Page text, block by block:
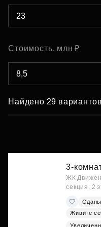
Стоимость, млн ₽
Найдено 29 вариантов
3-
ЖК
секция, 2
Сданы
Живите